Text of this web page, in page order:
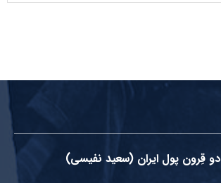
دو قِرون پول ایران (سعید نفیسی)